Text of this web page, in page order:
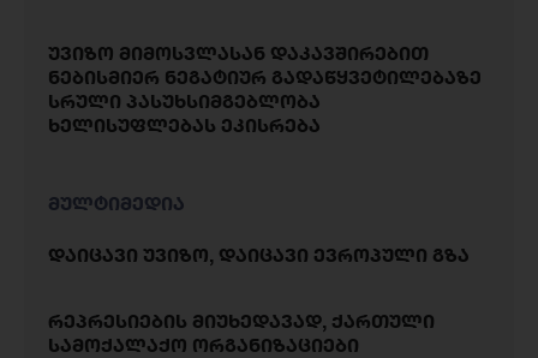
უვიზო მიმოსვლასან დაკავშირებით
ნებისმიერ ნეგატიურ გადაწყვეტილებაზე
სრული პასუხსიმგებლობა
ხელისუფლებას ეკისრება
მულტიმედია
დაიცავი უვიზო, დაიცავი ევროპული გზა
რეპრესიების მიუხედავად, ქართული
სამოქალაქო ორგანიზაციები